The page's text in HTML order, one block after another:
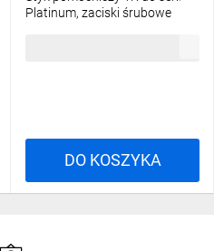
Platinum, zaciski śrubowe
DO KOSZYKA